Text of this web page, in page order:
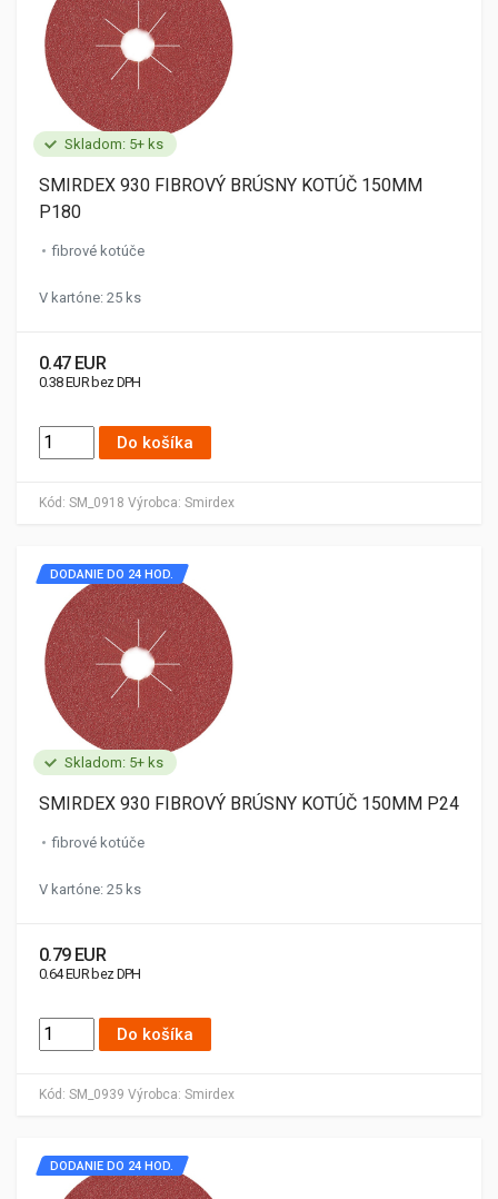
Skladom: 5+ ks
Kód: SM_0918 Výrobca: Smirdex
SMIRDEX 930 FIBROVÝ BRÚSNY KOTÚČ 150MM
P180
fibrové kotúče
V kartóne: 25 ks
0.47 EUR
0.38 EUR bez DPH
Do košíka
Skladom: 5+ ks
Kód: SM_0939 Výrobca: Smirdex
DODANIE DO 24 HOD.
SMIRDEX 930 FIBROVÝ BRÚSNY KOTÚČ 150MM P24
fibrové kotúče
V kartóne: 25 ks
0.79 EUR
0.64 EUR bez DPH
Do košíka
DODANIE DO 24 HOD.